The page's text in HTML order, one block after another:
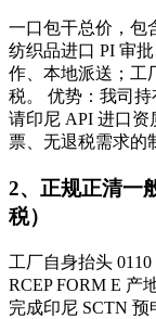
一口包干总价，包
纺织品进口 PI 审
作、本地派送；工
税。 优势：我司
请印尼 API 进口
票、无退税需求的
2、正规正清一
税）
工厂自身抬头
RCEP FORM E 产
完成印尼 SCTN